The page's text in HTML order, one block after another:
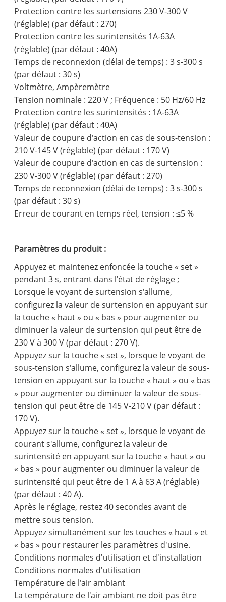
Protection contre les surtensions 230 V-300 V
(réglable) (par défaut : 270)
Protection contre les surintensités 1A-63A
(réglable) (par défaut : 40A)
Temps de reconnexion (délai de temps) : 3 s-300 s
(par défaut : 30 s)
Voltmètre, Ampèremètre
Tension nominale : 220 V ; Fréquence : 50 Hz/60 Hz
Protection contre les surintensités : 1A-63A
(réglable) (par défaut : 40A)
Valeur de coupure d'action en cas de sous-tension :
210 V-145 V (réglable) (par défaut : 170 V)
Valeur de coupure d'action en cas de surtension :
230 V-300 V (réglable) (par défaut : 270)
Temps de reconnexion (délai de temps) : 3 s-300 s
(par défaut : 30 s)
Erreur de courant en temps réel, tension : ≤5 %
Paramètres du produit :
Appuyez et maintenez enfoncée la touche « set »
pendant 3 s, entrant dans l'état de réglage ;
Lorsque le voyant de surtension s'allume,
configurez la valeur de surtension en appuyant sur
la touche « haut » ou « bas » pour augmenter ou
diminuer la valeur de surtension qui peut être de
230 V à 300 V (par défaut : 270 V).
Appuyez sur la touche « set », lorsque le voyant de
sous-tension s'allume, configurez la valeur de sous-
tension en appuyant sur la touche « haut » ou « bas
» pour augmenter ou diminuer la valeur de sous-
tension qui peut être de 145 V-210 V (par défaut :
170 V).
Appuyez sur la touche « set », lorsque le voyant de
courant s'allume, configurez la valeur de
surintensité en appuyant sur la touche « haut » ou
« bas » pour augmenter ou diminuer la valeur de
surintensité qui peut être de 1 A à 63 A (réglable)
(par défaut : 40 A).
Après le réglage, restez 40 secondes avant de
mettre sous tension.
Appuyez simultanément sur les touches « haut » et
« bas » pour restaurer les paramètres d'usine.
Conditions normales d'utilisation et d'installation
Conditions normales d'utilisation
Température de l'air ambiant
La température de l'air ambiant ne doit pas être